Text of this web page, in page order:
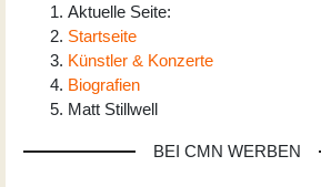
Aktuelle Seite:
Startseite
Künstler & Konzerte
Biografien
Matt Stillwell
BEI CMN WERBEN